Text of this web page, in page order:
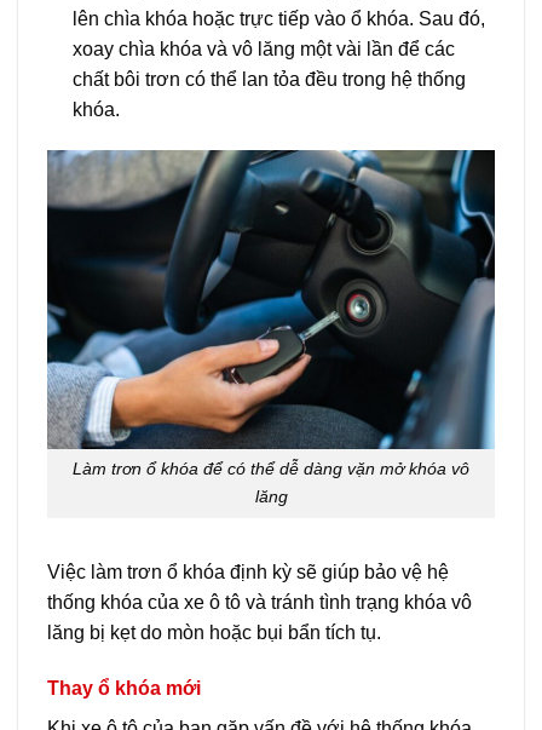
lên chìa khóa hoặc trực tiếp vào ổ khóa. Sau đó,
xoay chìa khóa và vô lăng một vài lần để các
chất bôi trơn có thể lan tỏa đều trong hệ thống
khóa.
Làm trơn ổ khóa để có thể dễ dàng vặn mở khóa vô
lăng
Việc làm trơn ổ khóa định kỳ sẽ giúp bảo vệ hệ
thống khóa của xe ô tô và tránh tình trạng khóa vô
lăng bị kẹt do mòn hoặc bụi bẩn tích tụ.
Thay ổ khóa mới